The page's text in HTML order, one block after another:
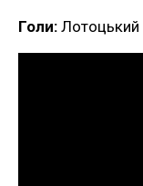
Голи: Лотоцький